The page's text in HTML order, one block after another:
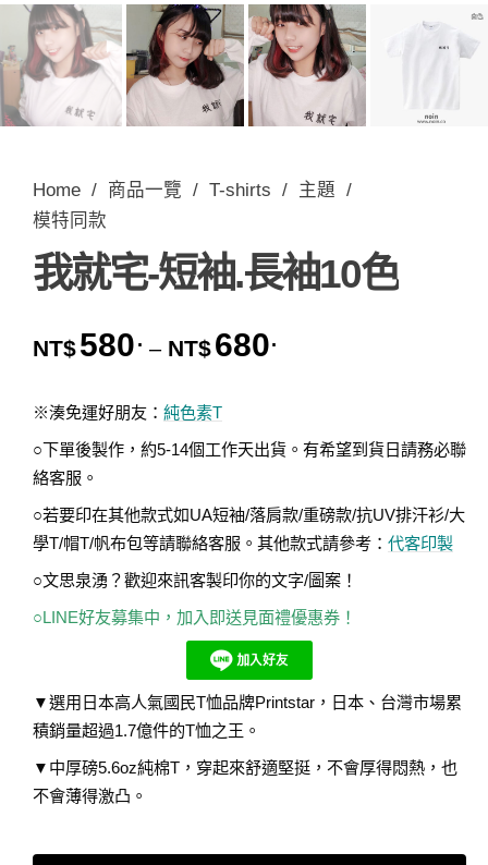
Home / 商品一覽 / T-shirts / 主題 /
模特同款
我就宅-短袖.長袖10色
NT$580 . – NT$680.
※湊免運好朋友： 純色素T
○下單後製作，約5-14個工作天出貨。有希望到貨日請務必聯
絡客服。
○若要印在其他款式如UA短袖/落肩款/重磅款/抗UV排汗衫/大
學T/帽T/帆布包等請聯絡客服。其他款式請參考： 代客印製
○文思泉湧？歡迎來訊客製印你的文字/圖案！
○LINE好友募集中，加入即送見面禮優惠券！
▼選用日本高人氣國民T恤品牌Printstar，日本、台灣市場累
積銷量超過1.7億件的T恤之王。
▼中厚磅5.6oz純棉T，穿起來舒適堅挺，不會厚得悶熱，也
不會薄得激凸。